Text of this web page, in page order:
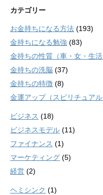
カテゴリー
お金持ちになる方法 (193)
金持ちになる勉強 (83)
金持ちの性質（車・女・生活
金持ちの洗脳 (37)
金持ちの特徴 (8)
金運アップ（スピリチュアル
ビジネス (18)
ビジネスモデル (11)
ファイナンス (1)
マーケティング (5)
経営 (2)
ヘミシンク (1)